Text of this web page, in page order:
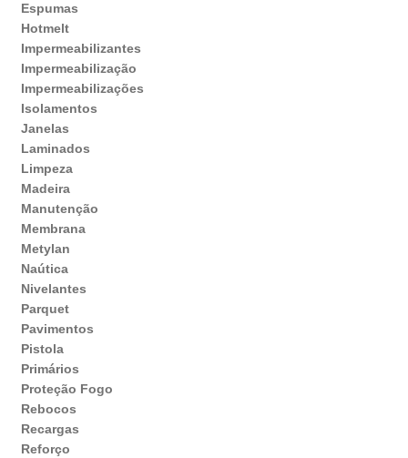
Espumas
Hotmelt
Impermeabilizantes
Impermeabilização
Impermeabilizações
Isolamentos
Janelas
Laminados
Limpeza
Madeira
Manutenção
Membrana
Metylan
Naútica
Nivelantes
Parquet
Pavimentos
Pistola
Primários
Proteção Fogo
Rebocos
Recargas
Reforço